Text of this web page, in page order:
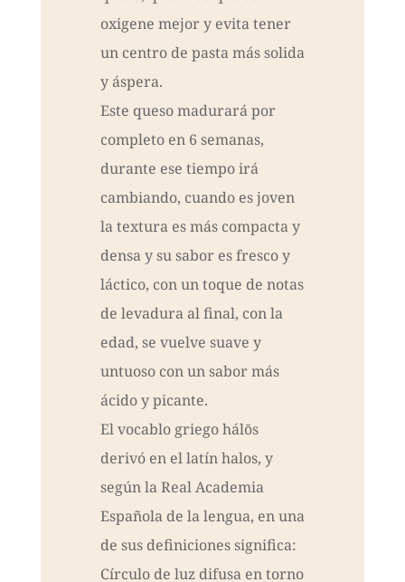
oxigene mejor y evita tener
un centro de pasta más solida
y áspera.
Este queso madurará por
completo en 6 semanas,
durante ese tiempo irá
cambiando, cuando es joven
la textura es más compacta y
densa y su sabor es fresco y
láctico, con un toque de notas
de levadura al final, con la
edad, se vuelve suave y
untuoso con un sabor más
ácido y picante.
El vocablo griego hálōs
derivó en el latín halos, y
según la Real Academia
Española de la lengua, en una
de sus definiciones significa:
Círculo de luz difusa en torno